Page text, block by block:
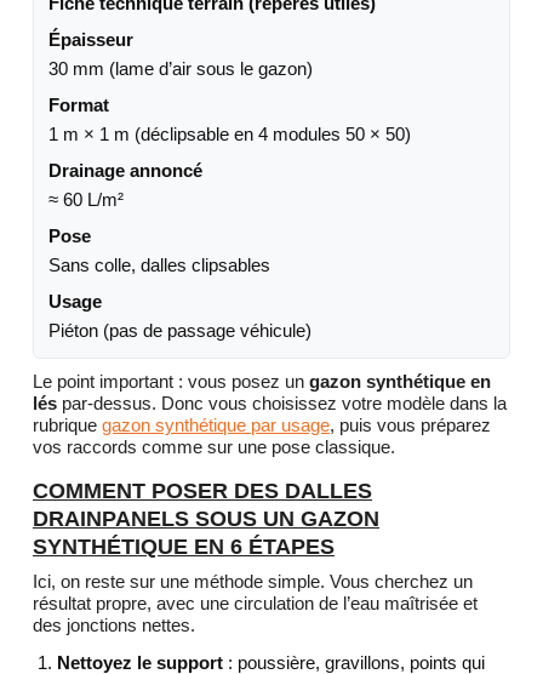
Épaisseur
30 mm (lame d’air sous le gazon)
Format
1 m × 1 m (déclipsable en 4 modules 50 × 50)
Drainage annoncé
≈ 60 L/m²
Pose
Sans colle, dalles clipsables
Usage
Piéton (pas de passage véhicule)
Le point important : vous posez un gazon synthétique en
lés par-dessus. Donc vous choisissez votre modèle dans la
rubrique gazon synthétique par usage, puis vous préparez
vos raccords comme sur une pose classique.
COMMENT POSER DES DALLES
DRAINPANELS SOUS UN GAZON
SYNTHÉTIQUE EN 6 ÉTAPES
Ici, on reste sur une méthode simple. Vous cherchez un
résultat propre, avec une circulation de l’eau maîtrisée et
des jonctions nettes.
Nettoyez le support : poussière, gravillons, points qui